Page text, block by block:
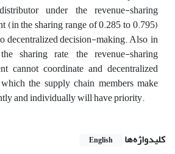
under the revenue-sharing
(in the sharing range of 0.285 to 0.795)
decentralized decision-making. Also, in
sharing rate, the revenue-sharing
cannot coordinate and decentralized
the supply chain members make
and individually will have priority.
کلیدواژه‌ها English